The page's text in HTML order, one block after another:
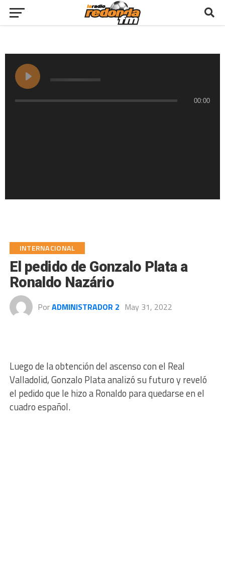
00:00
INTERNACIONAL
El pedido de Gonzalo Plata a
Ronaldo Nazário
PorADMINISTRADOR 2 May 31, 2022
Luego de la obtención del ascenso con el Real
Valladolid, Gonzalo Plata analizó su futuro y reveló
el pedido que le hizo a Ronaldo para quedarse en el
cuadro español.